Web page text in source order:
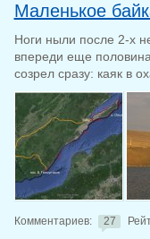
Маленькое
Ноги ныли после 2-х
впереди еще
созрел сразу: каяк в
Комментариев: 27